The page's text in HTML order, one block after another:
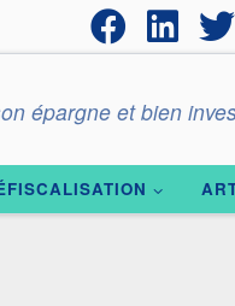
épargne et bien